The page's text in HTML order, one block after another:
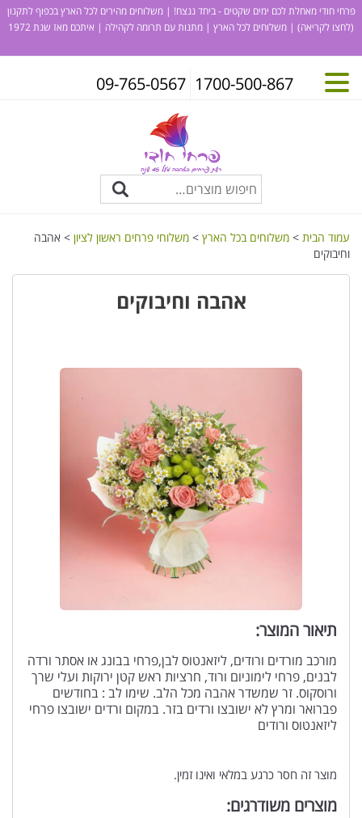
פרחי חודי מאחלת לכם ימים שקטים - ביחד ננצח! | משלוחים מהירים לכל הארץ בכפוף לתקנון
(לחצו לקריאה) | משלוחים לכל הארץ | מתנות עם תרומה לקהילה | איתכם מאז שנת 1972
1700-500-867
09-765-0567
עמוד הבית > משלוחים בכל הארץ > משלוחי פרחים ראשון לציון > אהבה
וחיבוקים
אהבה וחיבוקים
תיאור המוצר:
מורכב מורדים ורודים, ליזאנטוס לבן,פרחי בבונג או אסתר ורדה
לבנים, פרחי לימוניום ורוד, חרציות ראש קטן ירוקות ועלי שרך
ורוסקוס. זר שמשדר אהבה מכל הלב. שימו לב : בחודשים
פברואר ומרץ לא ישובצו ורדים בזר. במקום ורדים ישובצו פרחי
ליזאנטוס ורודים
מוצר זה חסר כרגע במלאי ואינו זמין.
מוצרים משודרגים: